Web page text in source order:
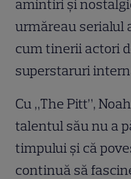
amintiri și
urmăreau serialul
cum tinerii actori
superstaruri
Cu „The Pitt”,
talentul său nu a
timpului și că
continuă să